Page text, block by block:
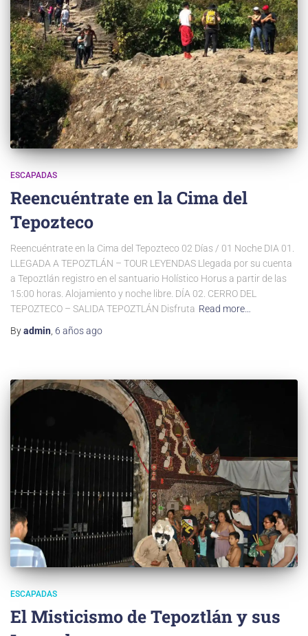
ESCAPADAS
Reencuéntrate en la Cima del
Tepozteco
Reencuéntrate en la Cima del Tepozteco 02 Días / 01 Noche DIA 01.
LLEGADA A TEPOZTLÁN – TOUR LEYENDAS Llegada por su cuenta
a Tepoztlán registro en el santuario Holístico Horus a partir de las
15:00 horas. Alojamiento y noche libre. DÍA 02. CERRO DEL
TEPOZTECO – SALIDA TEPOZTLÁN Disfruta Read more…
Byadmin 6 añosago
ESCAPADAS
El Misticismo de Tepoztlán y sus